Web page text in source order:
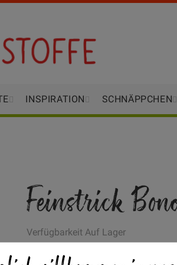
INSPIRATION SCHNÄPPCHEN
Feinstrick
VerfügbarkeitAuf Lager
€/METER (Freie Eingabe)